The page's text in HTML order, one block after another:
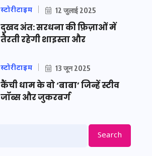
स्टोरीटाइम 12 जुलाई 2025
दुखद अंत: सरधना की फ़िज़ाओं में
तैरती रहेगी शाइस्ता और
स्टोरीटाइम 13 जून 2025
कैंची धाम के वो ‘बाबा’ जिन्हें स्टीव
जॉब्स और जुकरबर्ग
Search